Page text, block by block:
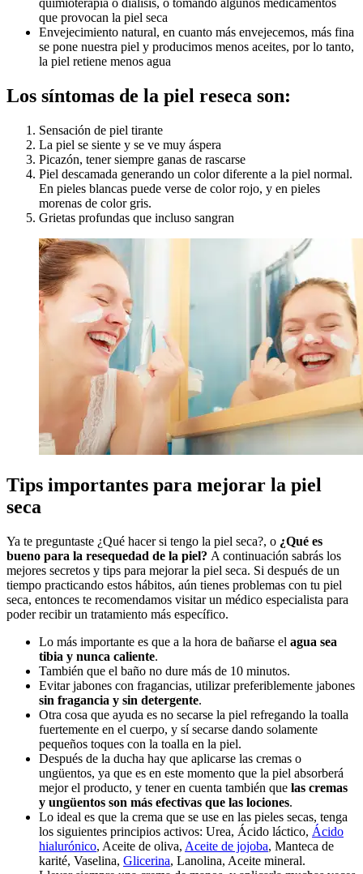
quimioterapia o diálisis, o tomando algunos medicamentos
que provocan la piel seca
Envejecimiento natural, en cuanto más envejecemos, más fina
se pone nuestra piel y producimos menos aceites, por lo tanto,
la piel retiene menos agua
Los síntomas de la piel reseca son:
Sensación de piel tirante
La piel se siente y se ve muy áspera
Picazón, tener siempre ganas de rascarse
Piel descamada generando un color diferente a la piel normal.
En pieles blancas puede verse de color rojo, y en pieles
morenas de color gris.
Grietas profundas que incluso sangran
Tips importantes para mejorar la piel
seca
Ya te preguntaste ¿Qué hacer si tengo la piel seca?, o ¿Qué es
bueno para la resequedad de la piel? A continuación sabrás los
mejores secretos y tips para mejorar la piel seca. Si después de un
tiempo practicando estos hábitos, aún tienes problemas con tu piel
seca, entonces te recomendamos visitar un médico especialista para
poder recibir un tratamiento más específico.
Lo más importante es que a la hora de bañarse el agua sea
tibia y nunca caliente.
También que el baño no dure más de 10 minutos.
Evitar jabones con fragancias, utilizar preferiblemente jabones
sin fragancia y sin detergente.
Otra cosa que ayuda es no secarse la piel refregando la toalla
fuertemente en el cuerpo, y sí secarse dando solamente
pequeños toques con la toalla en la piel.
Después de la ducha hay que aplicarse las cremas o
ungüentos, ya que es en este momento que la piel absorberá
mejor el producto, y tener en cuenta también que las cremas
y ungüentos son más efectivas que las lociones.
Lo ideal es que la crema que se use en las pieles secas, tenga
los siguientes principios activos: Urea, Ácido láctico, Ácido
hialurónico, Aceite de oliva, Aceite de jojoba, Manteca de
karité, Vaselina, Glicerina, Lanolina, Aceite mineral.